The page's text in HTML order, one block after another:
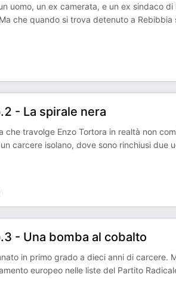
uomo, un ex camerata, e un ex sindaco
che quando si trova detenuto a
- La spirale nera
che travolge Enzo Tortora in realtà non
carcere isolano, dove sono rinchiusi due
- Una bomba al cobalto
in primo grado a dieci anni di carcere.
europeo nelle liste del Partito